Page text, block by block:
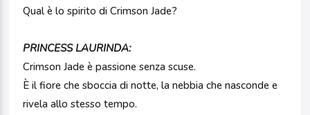
Qual è lo spirito di Crimson Jade?
PRINCESS LAURINDA:
Crimson Jade è passione senza scuse.
È il fiore che sboccia di notte, la nebbia che nasconde e
rivela allo stesso tempo.